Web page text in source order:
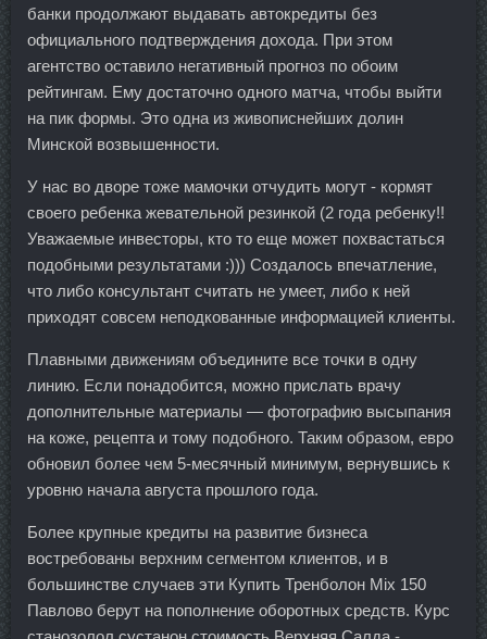
банки продолжают выдавать автокредиты без
официального подтверждения дохода. При этом
агентство оставило негативный прогноз по обоим
рейтингам. Ему достаточно одного матча, чтобы выйти
на пик формы. Это одна из живописнейших долин
Минской возвышенности.
У нас во дворе тоже мамочки отчудить могут - кормят
своего ребенка жевательной резинкой (2 года ребенку!!
Уважаемые инвесторы, кто то еще может похвастаться
подобными результатами :))) Создалось впечатление,
что либо консультант считать не умеет, либо к ней
приходят совсем неподкованные информацией клиенты.
Плавными движениям объедините все точки в одну
линию. Если понадобится, можно прислать врачу
дополнительные материалы — фотографию высыпания
на коже, рецепта и тому подобного. Таким образом, евро
обновил более чем 5-месячный минимум, вернувшись к
уровню начала августа прошлого года.
Более крупные кредиты на развитие бизнеса
востребованы верхним сегментом клиентов, и в
большинстве случаев эти Купить Тренболон Mix 150
Павлово берут на пополнение оборотных средств. Курс